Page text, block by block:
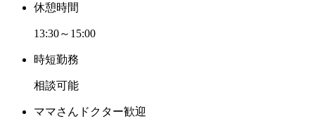
休憩時間
13:30～15:00
時短勤務
相談可能
ママさんドクター歓迎